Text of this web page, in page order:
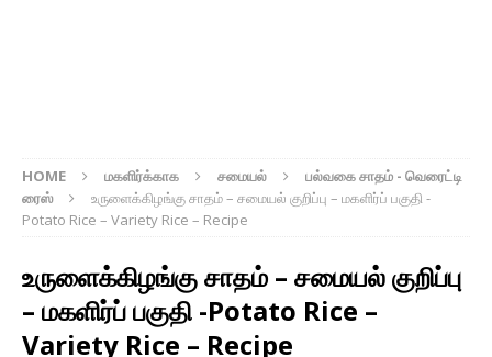
HOME மகளிர்க்காக சமையல்
பல்வகை சாதம் - வெரைட்டி
ரைஸ்
உருளைக்கிழங்கு சாதம் – சமையல் குறிப்பு – மகளிர்ப் பகுதி -
Potato Rice – Variety Rice – Recipe
உருளைக்கிழங்கு சாதம் – சமையல் குறிப்பு
– மகளிர்ப் பகுதி -Potato Rice –
Variety Rice – Recipe